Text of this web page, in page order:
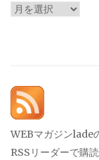
ア
WEBマガジンlade
RSSリーダーで購